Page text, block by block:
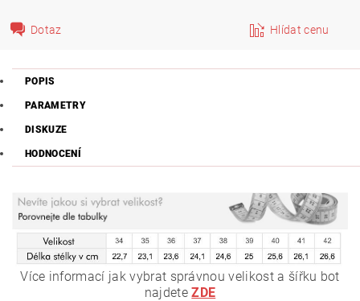
Dotaz Hlídat cenu
POPIS
PARAMETRY
DISKUZE
HODNOCENÍ
Více informací jak vybrat správnou velikost a šířku bot
najdeteZDE